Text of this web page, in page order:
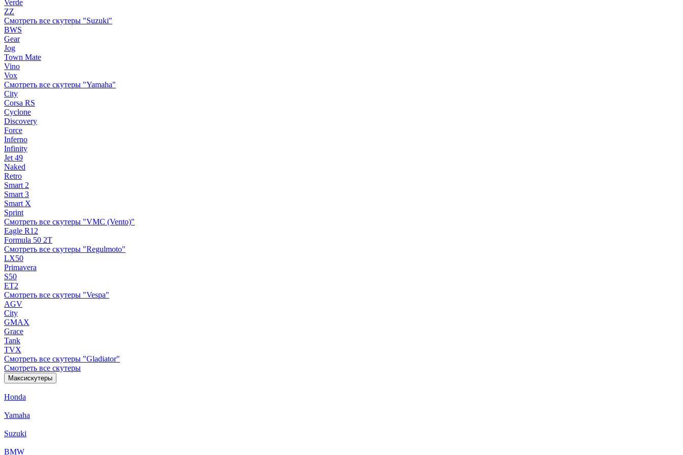
Verde
ZZ
Смотреть все скутеры "Suzuki"
BWS
Gear
Jog
Town Mate
Vino
Vox
Смотреть все скутеры "Yamaha"
City
Corsa RS
Cyclone
Discovery
Force
Inferno
Infinity
Jet 49
Naked
Retro
Smart 2
Smart 3
Smart X
Sprint
Смотреть все скутеры "VMC (Vento)"
Eagle R12
Formula 50 2Т
Смотреть все скутеры "Regulmoto"
LX50
Primavera
S50
ET2
Смотреть все скутеры "Vespa"
AGV
City
GMAX
Grace
Tank
TVX
Смотреть все скутеры "Gladiator"
Смотреть все скутеры
Максискутеры
Honda
Yamaha
Suzuki
BMW